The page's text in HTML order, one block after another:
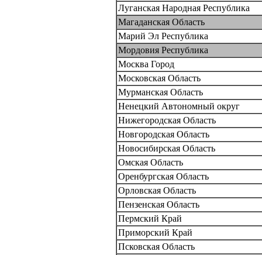
Луганская Народная Республика
Магаданская Область
Марий Эл Республика
Мордовия Республика
Москва Город
Московская Область
Мурманская Область
Ненецкий Автономный округ
Нижегородская Область
Новгородская Область
Новосибирская Область
Омская Область
Оренбургская Область
Орловская Область
Пензенская Область
Пермский Край
Приморский Край
Псковская Область